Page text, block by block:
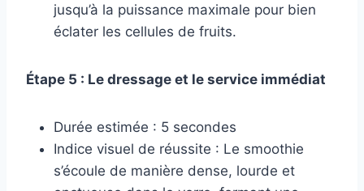
jusqu’à la puissance maximale pour bien
éclater les cellules de fruits.
Étape 5 : Le dressage et le service immédiat
Durée estimée : 5 secondes
Indice visuel de réussite : Le smoothie
s’écoule de manière dense, lourde et